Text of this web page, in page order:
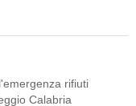
rifiuti
Calabria